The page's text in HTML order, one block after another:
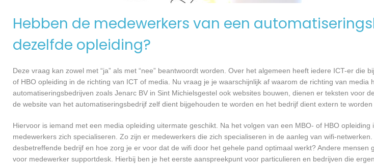
Hebben de medewerkers van een
dezelfde opleiding?
Deze vraag kan zowel met “ja” als met “nee” beantwoordt worden. Over het algemeen heeft iedere ICT-er die
of HBO opleiding in de richting van ICT of media. Nu vraag je je waarschijnlijk af waarom de richting van media
automatiseringsbedrijven zoals Jenarc BV in Sint Michielsgestel ook websites bouwen, dienen er teksten voor
de website van het automatiseringsbedrijf zelf dient bijgehouden te worden en het bedrijf dient extern te worden
Hiervoor is iemand met een media opleiding uitermate geschikt. Na het volgen van een MBO- of HBO
medewerkers zich specialiseren. Zo zijn er medewerkers die zich specialiseren in de aanleg van wifi-
desbetreffende bedrijf en hoe zorg je er voor dat de wifi door het gehele pand optimaal werkt? Andere mensen
voor medewerker supportdesk. Hierbij ben je het eerste aanspreekpunt voor particulieren en bedrijven die